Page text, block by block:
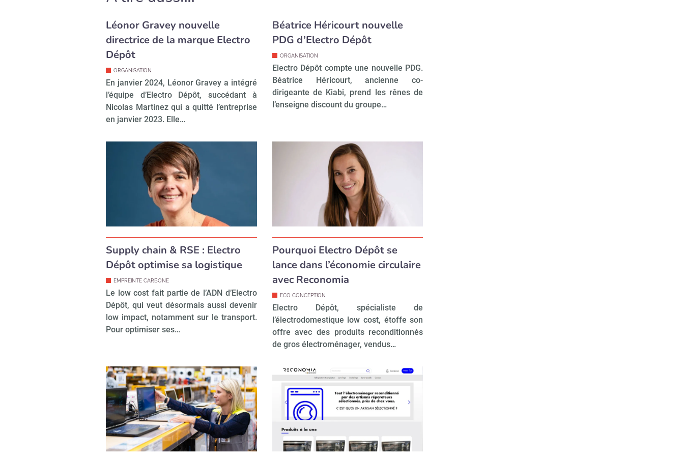
Léonor Gravey nouvelle
directrice de la marque Electro
Dépôt
ORGANISATION
En janvier 2024, Léonor Gravey a intégré
l’équipe d’Electro Dépôt, succédant à
Nicolas Martinez qui a quitté l’entreprise
en janvier 2023. Elle…
Béatrice Héricourt nouvelle
PDG d’Electro Dépôt
ORGANISATION
Electro Dépôt compte une nouvelle PDG.
Béatrice Héricourt, ancienne co-
dirigeante de Kiabi, prend les rênes de
l’enseigne discount du groupe…
Supply chain & RSE : Electro
Dépôt optimise sa logistique
EMPREINTE CARBONE
Le low cost fait partie de l’ADN d’Electro
Dépôt, qui veut désormais aussi devenir
low impact, notamment sur le transport.
Pour optimiser ses…
Pourquoi Electro Dépôt se
lance dans l’économie circulaire
avec Reconomia
ECO CONCEPTION
Electro Dépôt, spécialiste de
l’électrodomestique low cost, étoffe son
offre avec des produits reconditionnés
de gros électroménager, vendus…